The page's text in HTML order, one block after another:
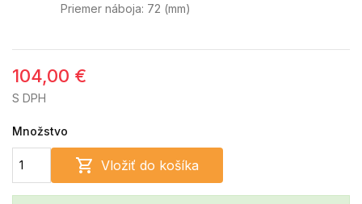
Priemer náboja: 72 (mm)
104,00 €
S DPH
Množstvo
 Vložiť do košíka